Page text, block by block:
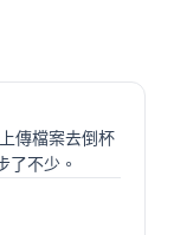
傳檔案去倒杯
了不少。